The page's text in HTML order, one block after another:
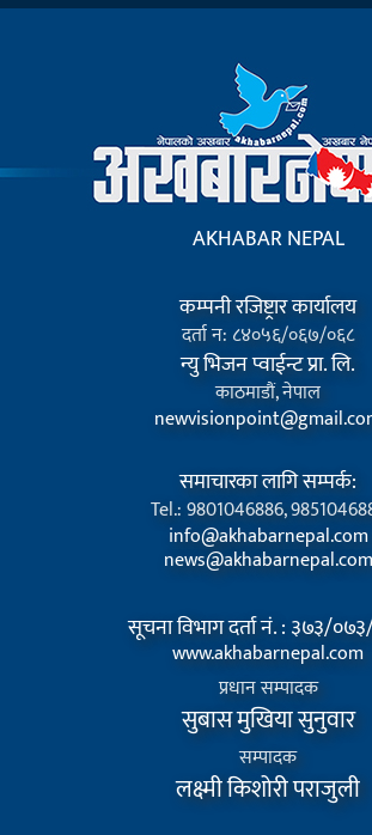
AKHABAR NEPAL
कम्पनी रजिष्ट्रार कार्यालय
दर्ता न: ८४०५६/०६७/०६८
न्यु भिजन प्वाईन्ट प्रा. लि.
काठमाडौं, नेपाल
समाचारका लागि सम्पर्क:
Tel.: 9801046886,
info@akhabarnepal.com
news@akhabarnepal.com
सूचना विभाग दर्ता नं. : ३७३/
www.akhabarnepal.com
प्रधान सम्पादक
सुबास मुखिया सुनुवार
सम्पादक
लक्ष्मी किशोरी पराजुली